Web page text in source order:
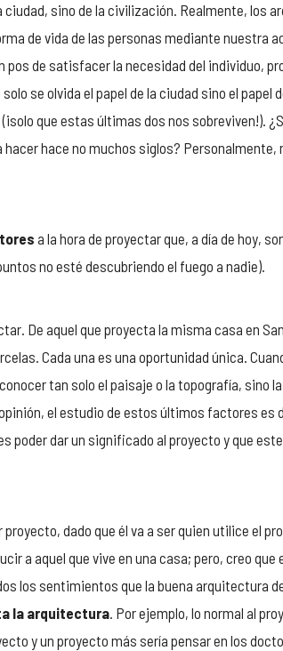
sino de la civilización. Realmente, los
de vida de las personas mediante nuestra
pos de satisfacer la necesidad del individuo,
se olvida el papel de la ciudad sino el papel
que estas últimas dos nos sobreviven!).
hacer hace no muchos siglos? Personalmente,
a la hora de proyectar que, a día de hoy,
no esté descubriendo el fuego a nadie).
De aquel que proyecta la misma casa en
Cada una es una oportunidad única.
tan solo el paisaje o la topografía, sino
el estudio de estos últimos factores es
poder dar un significado al proyecto y que
dado que él va a ser quien utilice el
a aquel que vive en una casa; pero, creo que
los sentimientos que la buena arquitectura
la arquitectura. Por ejemplo, lo normal al
y un proyecto más sería pensar en los